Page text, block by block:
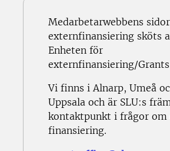
Medarbetarwebbens
externfinansiering sköts
Enheten för
externfinansiering/
Vi finns i Alnarp, Umeå
Uppsala och är SLU:s
kontaktpunkt i frågor om
finansiering.